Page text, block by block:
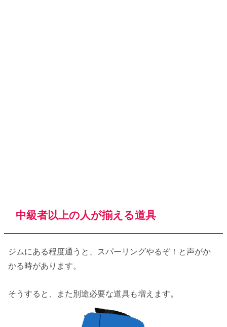
中級者以上の人が揃える道具
ジムにある程度通うと、スパーリングやるぞ！と声がか
かる時があります。
そうすると、また別途必要な道具も増えます。